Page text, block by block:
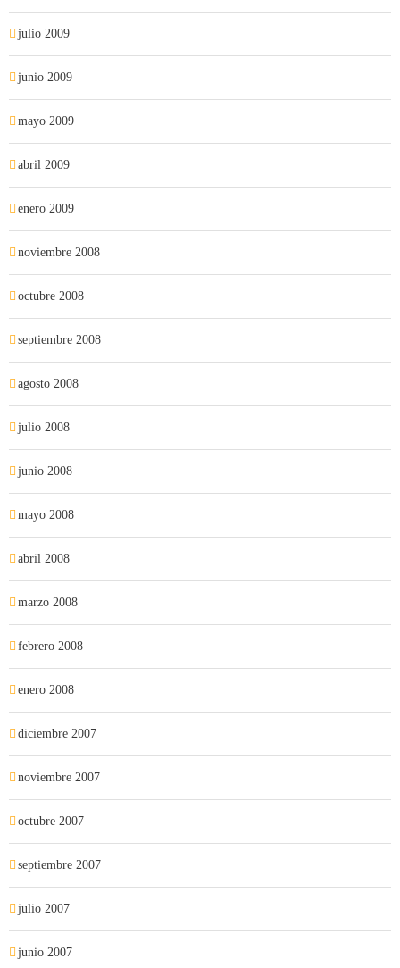
julio 2009
junio 2009
mayo 2009
abril 2009
enero 2009
noviembre 2008
octubre 2008
septiembre 2008
agosto 2008
julio 2008
junio 2008
mayo 2008
abril 2008
marzo 2008
febrero 2008
enero 2008
diciembre 2007
noviembre 2007
octubre 2007
septiembre 2007
julio 2007
junio 2007